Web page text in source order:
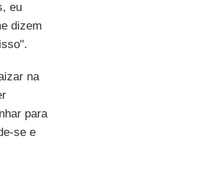
eu
dizem
na
para
se e